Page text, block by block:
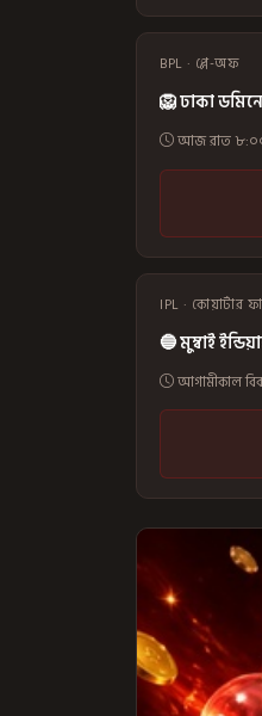
BPL · প্লে-অফ
🦁 ঢাকা
আজ রাত
IPL · কোয়ার্টার
🔵 মুম্বাই
আগামীকাল